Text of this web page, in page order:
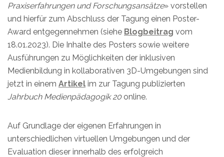
Praxiserfahrungen und Forschungsansätze» vorstellen
und hierfür zum Abschluss der Tagung einen Poster-
Award entgegennehmen (siehe Blogbeitrag vom
18.01.2023). Die Inhalte des Posters sowie weitere
Ausführungen zu Möglichkeiten der inklusiven
Medienbildung in kollaborativen 3D-Umgebungen sind
jetzt in einem Artikel im zur Tagung publizierten
Jahrbuch Medienpädagogik 20online.
Auf Grundlage der eigenen Erfahrungen in
unterschiedlichen virtuellen Umgebungen und der
Evaluation dieser innerhalb des erfolgreich